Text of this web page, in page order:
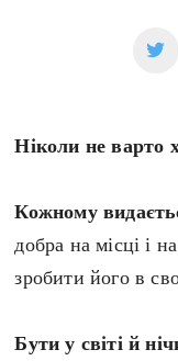
Людина і
Особистості
Подорожі і
Політика
Розваги і дозвілля
Ніколи не варто
Кожному
добра на місці і
зробити його в
Бути у світі й